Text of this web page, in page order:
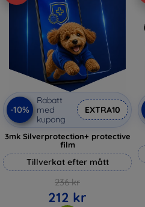
-10%
Rabatt
med
kupong
EXTRA10
3mk Silverprotection+ protective
film
Tillverkat efter mått
236 kr
212 kr